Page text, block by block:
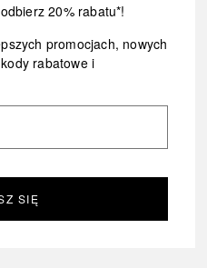
20% rabatu*!
promocjach, nowych
rabatowe i
SIĘ